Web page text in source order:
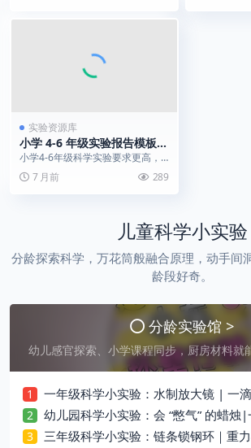
实验资源库
小学 4-6 年级实验报告模板
（带原理分析）｜高年级科学
实验必备
小学4-6年级科学实验要求更高，
不仅要会做实验、记录现象，还要
理解实验原理！这款...
7 月前 289
儿童科学小实验
分龄探索科学，万花筒般融合原理，动手间
龄段好奇。
分龄实验馆 >
幼儿感官探索、小学课程同步，厨房材料就
1 一年级科学小实验：水制放大镜 | 一滴水的魔法，让世界
2 幼儿园科学小实验：会 “憋气” 的蜡烛|一个简单实验
3 三年级科学小实验：链条锁钢环｜重力与惯